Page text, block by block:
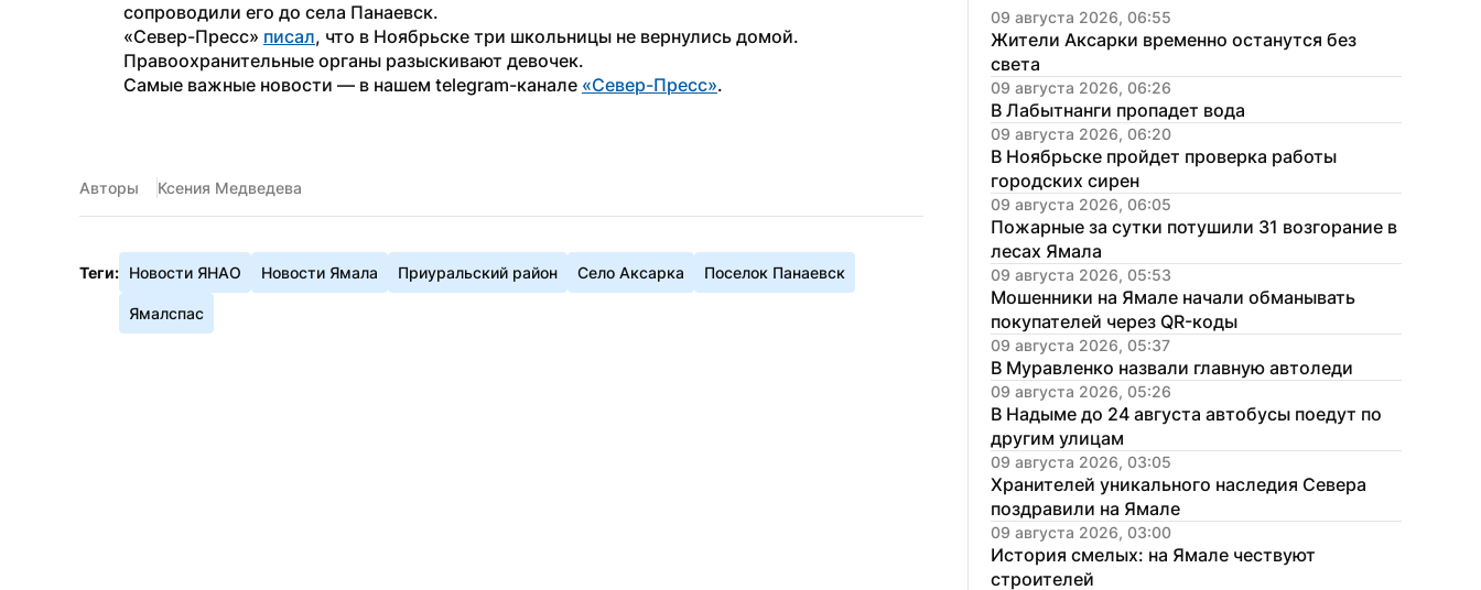
сопроводили его до села Панаевск.
«Север-Пресс» писал, что в Ноябрьске три школьницы не вернулись домой.
Правоохранительные органы разыскивают девочек.
Самые важные новости — в нашем telegram-канале «Север-Пресс».
Авторы Ксения Медведева
Теги: Новости ЯНАО Новости Ямала Приуральский район Село Аксарка Поселок Панаевск
Ямалспас
09 августа 2026, 06:55
Жители Аксарки временно останутся без
света
09 августа 2026, 06:26
В Лабытнанги пропадет вода
09 августа 2026, 06:20
В Ноябрьске пройдет проверка работы
городских сирен
09 августа 2026, 06:05
Пожарные за сутки потушили 31 возгорание в
лесах Ямала
09 августа 2026, 05:53
Мошенники на Ямале начали обманывать
покупателей через QR-коды
09 августа 2026, 05:37
В Муравленко назвали главную автоледи
09 августа 2026, 05:26
В Надыме до 24 августа автобусы поедут по
другим улицам
09 августа 2026, 03:05
Хранителей уникального наследия Севера
поздравили на Ямале
09 августа 2026, 03:00
История смелых: на Ямале чествуют
строителей